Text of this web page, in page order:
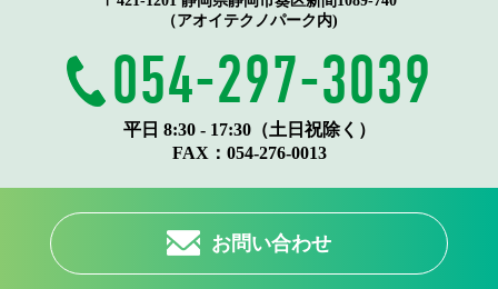
（アオイテクノパーク内)
054-297-3039
平日 8:30 - 17:30（土日祝除く）
FAX： 054-276-0013
お問い合わせ